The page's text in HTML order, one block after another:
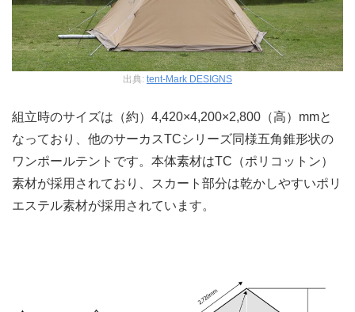
出典: tent-Mark DESIGNS
組立時のサイズは（約）4,420×4,200×2,800（高）mmと
なっており、他のサーカスTCシリーズ同様五角錐形状の
ワンポールテントです。本体素材はTC（ポリコットン）
素材が採用されており、スカート部分は乾かしやすいポリ
エステル素材が採用されています。